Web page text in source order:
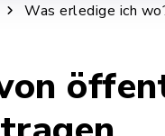
Was erledige ich